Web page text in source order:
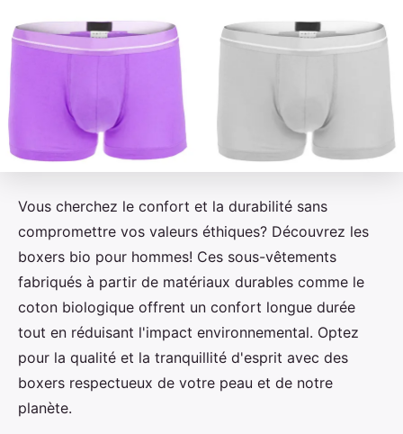
Vous cherchez le confort et la durabilité sans
compromettre vos valeurs éthiques? Découvrez les
boxers bio pour hommes! Ces sous-vêtements
fabriqués à partir de matériaux durables comme le
coton biologique offrent un confort longue durée
tout en réduisant l'impact environnemental. Optez
pour la qualité et la tranquillité d'esprit avec des
boxers respectueux de votre peau et de notre
planète.